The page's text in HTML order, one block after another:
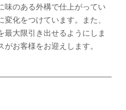
味のある外構で仕上がってい
化をつけています。また、
最大限引き出せるようにしま
お客様をお迎えします。